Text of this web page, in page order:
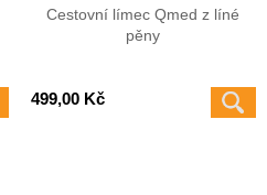
Cestovní límec Qmed z líné
pěny
499,00 Kč